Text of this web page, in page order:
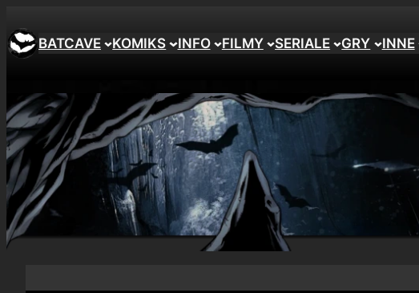
BATCAVE KOMIKS INFO FILMY SERIALE GRY INNE